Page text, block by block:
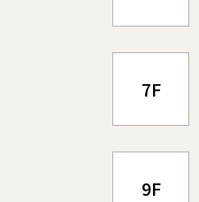
7F
9F